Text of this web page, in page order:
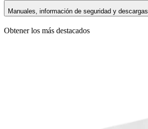
Manuales, información de seguridad y descargas
Obtener los más destacados